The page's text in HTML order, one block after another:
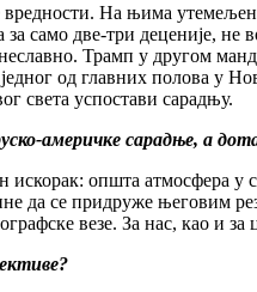
На њима
две-три деценије, не
Трамп у другом
од главних полова у
света успостави сарадњу.
америчке сарадње, а
искорак: општа
да се придруже његовим
везе. За нас, као и за